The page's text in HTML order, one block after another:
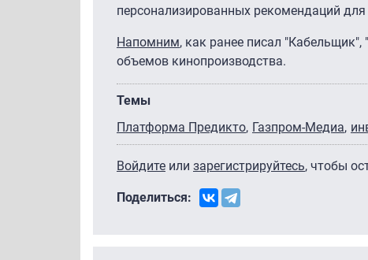
персонализированных рекомендаций для
Напомним, как ранее писал
объемов кинопроизводства.
Темы
Платформа Предикто Газпром-Медиа
Войдите или зарегистрируйтесь, чтобы
Поделиться: